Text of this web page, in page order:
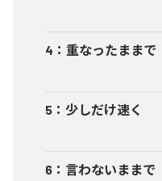
4 ： 重なったままで
5 ： 少しだけ速く
6 ： 言わないままで